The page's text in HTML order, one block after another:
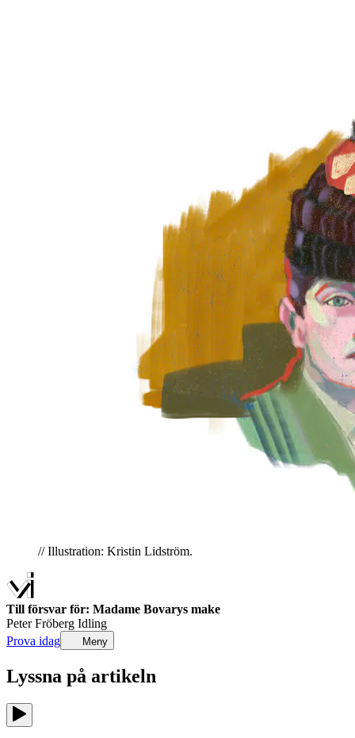
// Illustration: Kristin Lidström.
Till försvar för: Madame Bovarys make
Peter Fröberg Idling
Prova idag
Meny
Lyssna på artikeln